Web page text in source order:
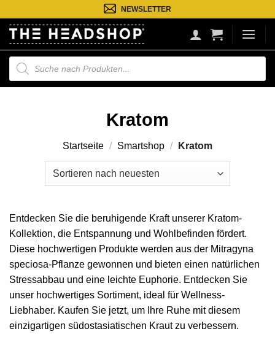
Inhalt
springen
NEWSLETTER
Suche
nach
Produkten
Kratom
Startseite / Smartshop / Kratom
Entdecken Sie die beruhigende Kraft unserer Kratom-
Kollektion, die Entspannung und Wohlbefinden fördert.
Diese hochwertigen Produkte werden aus der Mitragyna
speciosa-Pflanze gewonnen und bieten einen natürlichen
Stressabbau und eine leichte Euphorie. Entdecken Sie
unser hochwertiges Sortiment, ideal für Wellness-
Liebhaber. Kaufen Sie jetzt, um Ihre Ruhe mit diesem
einzigartigen südostasiatischen Kraut zu verbessern.